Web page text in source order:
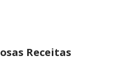
Receitas